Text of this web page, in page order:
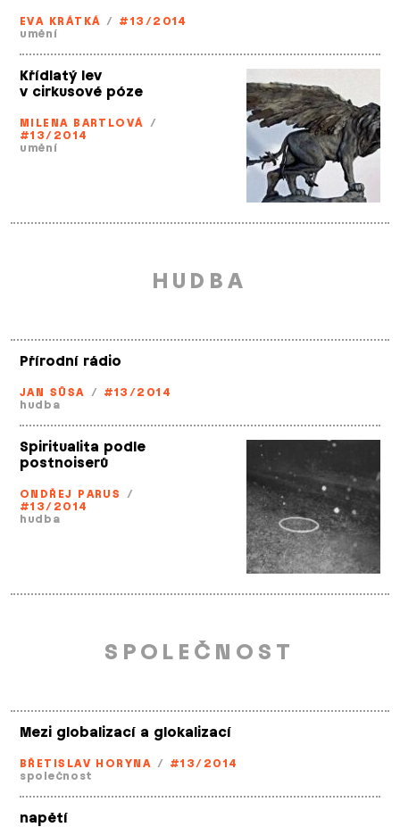
EVA KRÁTKÁ / #13/2014
umění
Křídlatý lev
v cirkusové póze
MILENA BARTLOVÁ /
#13/2014
umění
HUDBA
Přírodní rádio
JAN SŮSA / #13/2014
hudba
Spiritualita podle
postnoiserů
ONDŘEJ PARUS /
#13/2014
hudba
SPOLEČNOST
Mezi globalizací a glokalizací
BŘETISLAV HORYNA / #13/2014
společnost
napětí